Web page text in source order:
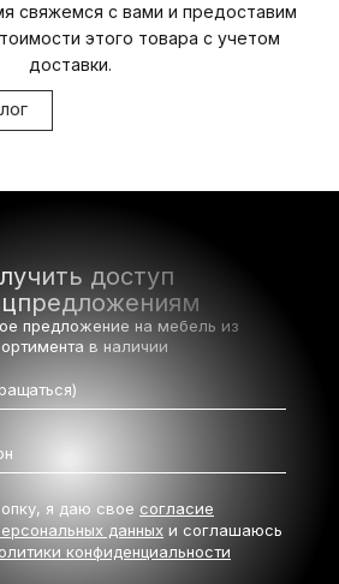
свяжемся с вами и предоставим
этого товара с учетом
доставки.
доступ
предложение на мебель из
в наличии
я даю свое согласие
данных и соглашаюсь
конфиденциальности